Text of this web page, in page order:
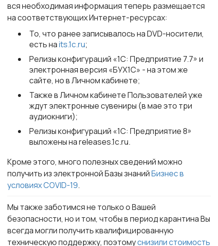
вся необходимая информация теперь размещается
на соответствующих Интернет-ресурсах:
То, что ранее записывалось на DVD-носители,
есть наits.1c.ru;
Релизы конфигураций «1С: Предприятие 7.7» и
электронная версия «БУХ1С» - на этом же
сайте, но в Личном кабинете;
Также в Личном кабинете Пользователей уже
ждут электронные сувениры (в мае это три
аудиокниги);
Релизы конфигураций «1С: Предприятие 8»
выложены на releases.1c.ru.
Кроме этого, много полезных сведений можно
получить из электронной Базы знанийБизнес в
условиях COVID-19.
Мы также заботимся не только о Вашей
безопасности, но и том, чтобы в период карантина Вы
всегда могли получить квалифицированную
техническую поддержку, поэтомуснизили стоимость